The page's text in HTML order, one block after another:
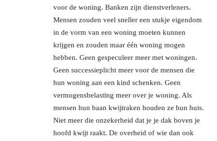
voor de woning. Banken zijn dienstverleners.
Mensen zouden veel sneller een stukje eigendom
in de vorm van een woning moeten kunnen
krijgen en zouden maar één woning mogen
hebben. Geen gespeculeer meer met woningen.
Geen successieplicht meer voor de mensen die
hun woning aan een kind schenken. Geen
vermogensbelasting meer over je woning. Als
mensen hun baan kwijtraken houden ze hun huis.
Niet meer die onzekerheid dat je je dak boven je
hoofd kwijt raakt. De overheid of wie dan ook